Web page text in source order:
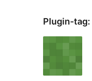
Plugin-tag: